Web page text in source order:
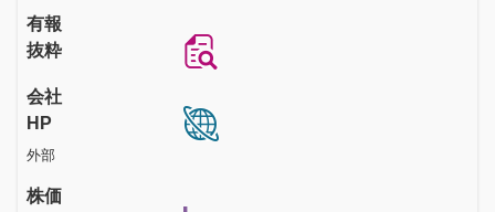
有報
抜粋
会社
HP
外部
株価